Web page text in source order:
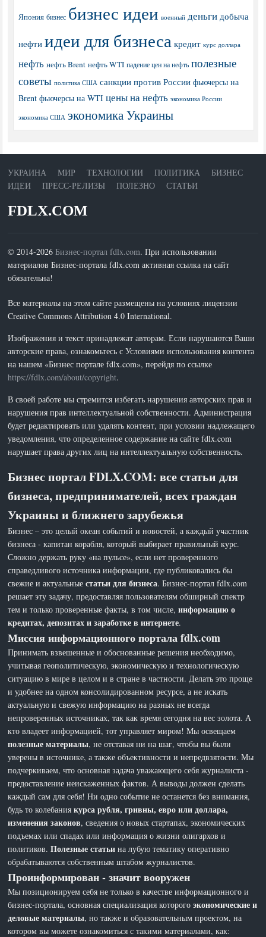
Япония бизнес бизнес идеи военный деньги добыча
нефти идеи для бизнеса кредит курс доллара
нефть нефть Brent нефть WTI падение цен на нефть полезные
советы политика США санкции против России фьючерсы на
Brent фьючерсы на WTI цены на нефть экономика России
экономика США экономика Украины
УКРАИНА МИР ТЕХНОЛОГИИ ПОЛИТИКА
БИЗНЕС
ИДЕИ
ПРЕСС-РЕЛИЗЫ ПОЛЕЗНО СТАТЬИ
FDLX.COM
© 2014-2026 Бизнес-портал fdlx.com. При использовании
материалов Бизнес-портала fdlx.com активная ссылка на сайт
обязательна!
Все материалы на этом сайте размещены на условиях лицензии
Creative Commons Attribution 4.0 International.
Изображения и текст принадлежат авторам. Если нарушаются Ваши
авторские права, ознакомьтесь с Условиями использования контента
на нашем «Бизнес портале fdlx.com», перейдя по ссылке
https://fdlx.com/about/copyright.
В своей работе мы стремится избегать нарушения авторских прав и
нарушения прав интеллектуальной собственности. Администрация
будет редактировать или удалять контент, при условии надлежащего
уведомления, что определенное содержание на сайте fdlx.com
нарушает права других лиц на интеллектуальную собственность.
Бизнес портал FDLX.COM: все статьи для
бизнеса, предпринимателей, всех граждан
Украины и ближнего зарубежья
Бизнес – это целый океан событий и новостей, а каждый участник
бизнеса - капитан корабля, который выбирает правильный курс.
Сложно держать руку «на пульсе», если нет проверенного
справедливого источника информации, где публиковались бы
свежие и актуальныестатьи для бизнеса. Бизнес-портал fdlx.com
решает эту задачу, предоставляя пользователям обширный спектр
тем и только проверенные факты, в том числе,информацию о
кредитах, депозитах и заработке в интернете.
Миссия информационного портала fdlx.com
Принимать взвешенные и обоснованные решения необходимо,
учитывая геополитическую, экономическую и технологическую
ситуацию в мире в целом и в стране в частности. Делать это проще
и удобнее на одном консолидированном ресурсе, а не искать
актуальную и свежую информацию на разных не всегда
непроверенных источниках, так как время сегодня на вес золота. А
кто владеет информацией, тот управляет миром! Мы освещаем
полезные материалы, не отставая ни на шаг, чтобы вы были
уверены в источнике, а также объективности и непредвзятости. Мы
подчеркиваем, что основная задача уважающего себя журналиста -
предоставление неискаженных фактов. А выводы должен сделать
каждый сам для себя! Ни одно событие не останется без внимания,
будь то колебаниякурса рубля, гривны, евро или доллара,
изменения законов, сведения о новых стартапах, экономических
подъемах или спадах или информация о жизни олигархов и
политиков.Полезные статьи на лубую тематику оперативно
обрабатываются собственным штабом журналистов.
Проинформирован - значит вооружен
Мы позиционируем себя не только в качестве информационного и
бизнес-портала, основная специализация которогоэкономические и
деловые материалы, но также и образовательным проектом, на
котором вы можете ознакомиться с такими материалами, как: